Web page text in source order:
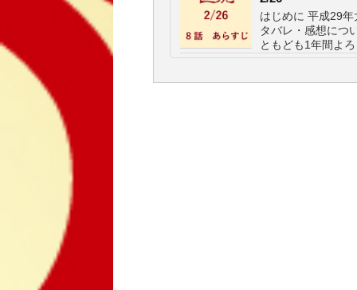
はじめに 平成29
タバレ・感想につ
ともども1年間よ